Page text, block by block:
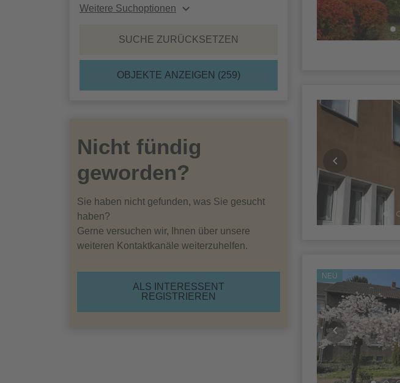
Weitere Suchoptionen
SUCHE ZURÜCKSETZEN
OBJEKTE ANZEIGEN (259)
Nicht fündig
geworden?
Sie haben nicht gefunden, was Sie gesucht
haben?
Gerne versuchen wir, Ihnen über unsere
weiteren Kontaktkanäle weiterzuhelfen.
ALS INTERESSENT
REGISTRIEREN
NEU